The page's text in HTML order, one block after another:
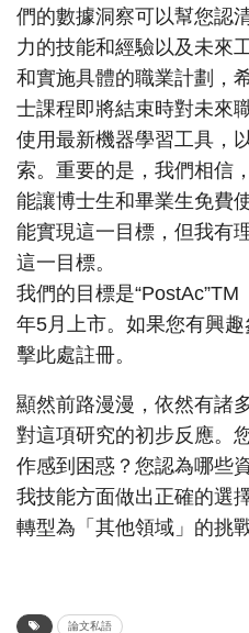
們的數據洞察可以幫您認
力的技能和經驗以及未來
和實施具體的職業計劃，
士課程即將結束時對未來
使用最新機器學習工具，
索。重要的是，我們相信
能讓博士生和畢業生免費
能實現這一目標，但我有
這一目標。
我們的目標是
年5月上市。如果您有興
擊此處註冊。
顯然前路漫漫，依然有諸
對這項研究的初步反應。
作感到困惑？您認為哪些
我技能方面做出正確的選
轉型為「其他領域」的挑
論文私語